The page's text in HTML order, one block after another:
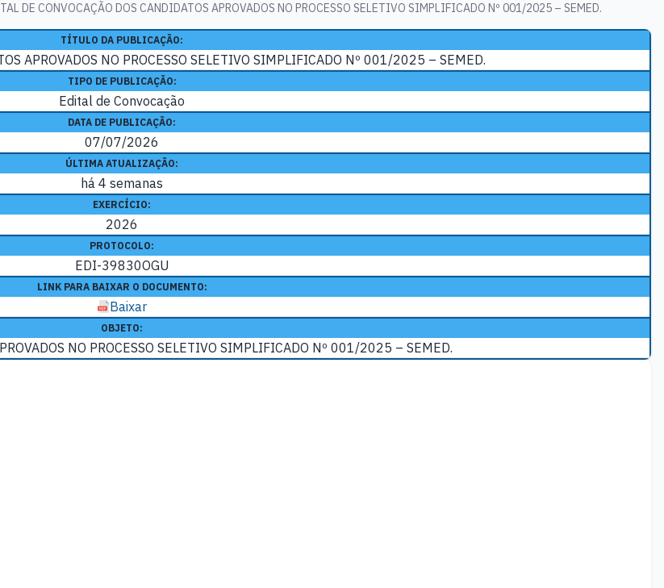
DE CONVOCAÇÃO DOS CANDIDATOS APROVADOS NO PROCESSO SELETIVO SIMPLIFICADO Nº 001/2025 – SEMED.
TÍTULO DA PUBLICAÇÃO:
APROVADOS NO PROCESSO SELETIVO SIMPLIFICADO Nº 001/2025 – SEMED.
TIPO DE PUBLICAÇÃO:
Edital de Convocação
DATA DE PUBLICAÇÃO:
07/07/2026
ÚLTIMA ATUALIZAÇÃO:
há 4 semanas
EXERCÍCIO:
2026
PROTOCOLO:
EDI-39830OGU
LINK PARA BAIXAR O DOCUMENTO:
Baixar
OBJETO:
NO PROCESSO SELETIVO SIMPLIFICADO Nº 001/2025 – SEMED.